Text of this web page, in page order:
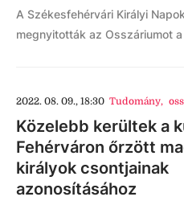
A Székesfehérvári Királyi
megnyitották az Osszáriumot
2022. 08. 09., 18:30 Tudomány,
Közelebb kerültek a
Fehérváron őrzött
királyok csontjainak
azonosításához